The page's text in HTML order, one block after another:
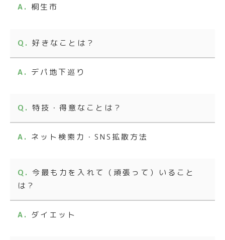
桐生市
好きなことは？
デパ地下巡り
特技・得意なことは？
ネット検索力・SNS拡散方法
今最も力を入れて（頑張って）いること
は？
ダイエット